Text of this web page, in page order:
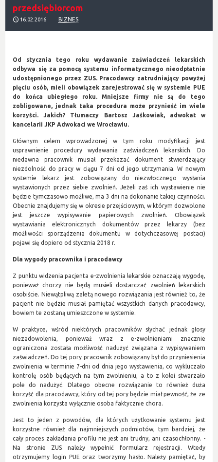
przedsiębiorcom
16.02.2016 BIZNES
Od stycznia tego roku wydawanie zaświadczeń lekarskich
odbywa się za pomocą systemu informatycznego nieodpłatnie
udostępnionego przez ZUS. Pracodawcy zatrudniający powyżej
pięciu osób, mieli obowiązek zarejestrować się w systemie PUE
do końca ubiegłego roku. Mniejsze firmy nie są do tego
zobligowane, jednak taka procedura może przynieść im wiele
korzyści. Jakich? Tłumaczy Bartosz Jaśkowiak, adwokat w
kancelarii JKP Adwokaci we Wrocławiu.
Głównym celem wprowadzonej w tym roku modyfikacji jest
usprawnienie procedury wydawania zaświadczeń lekarskich. Do
niedawna pracownik musiał przekazać dokument stwierdzający
niezdolność do pracy w ciągu 7 dni od jego utrzymania. W nowym
systemie lekarz jest zobowiązany do niezwłocznego wysłania
wystawionych przez siebie zwolnień. Jeżeli zaś ich wystawienie nie
będzie tymczasowo możliwe, ma 3 dni na dokonanie takiej czynności.
Obecnie znajdujemy się w okresie przejściowym, w którym dozwolone
jest jeszcze wypisywanie papierowych zwolnień. Obowiązek
wystawiania elektronicznych dokumentów przez lekarzy (bez
możliwości sporządzenia dokumentu w dotychczasowej postaci)
pojawi się dopiero od stycznia 2018 r.
Dla wygody pracownika i pracodawcy
Z punktu widzenia pacjenta e-zwolnienia lekarskie oznaczają wygodę,
ponieważ chorzy nie będą musieli dostarczać zwolnień lekarskich
osobiście. Niewątpliwą zaletą nowego rozwiązania jest również to, że
pacjent nie będzie musiał pamiętać wszystkich danych pracodawcy,
bowiem te zostaną umieszczone w systemie.
W praktyce, wśród niektórych pracowników słychać jednak głosy
niezadowolenia, ponieważ wraz z e-zwolnieniami znacznie
ograniczona została możliwość nadużyć związana z wypisywaniem
zaświadczeń. Do tej pory pracownik zobowiązany był do przyniesienia
zwolnienia w terminie 7-dni od dnia jego wystawienia, co wykluczało
kontrolę osób będących na tym zwolnieniu, a to z kolei stwarzało
pole do nadużyć. Dlatego obecne rozwiązanie to również duża
korzyść dla pracodawcy, który od tej pory będzie miał pewność, że ze
zwolnienia korzysta wyłącznie osoba faktycznie chora.
Jest to jeden z powodów, dla których użytkowanie systemu jest
korzystne również dla najmniejszych podmiotów, tym bardziej, że
cały proces zakładania profilu nie jest ani trudny, ani czasochłonny. -
Na stronie ZUS należy wypełnić formularz rejestracji. Wtedy
otrzymujemy login PUE oraz tworzymy hasło. Należy pamiętać, by